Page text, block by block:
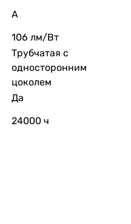
A
106 лм/Вт
Трубчатая с
односторонним
цоколем
Да
24000 ч